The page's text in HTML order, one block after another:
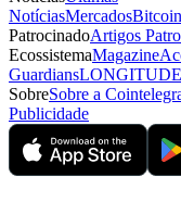
NotíciasMercadosBitcoin
PatrocinadoArtigos
EcossistemaMagazine
Guardians
SobreSobre a
Publicidade